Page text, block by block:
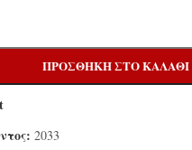
ΠΡΟΣΘΉΚΗ ΣΤΟ ΚΑΛΆΘΙ
2033